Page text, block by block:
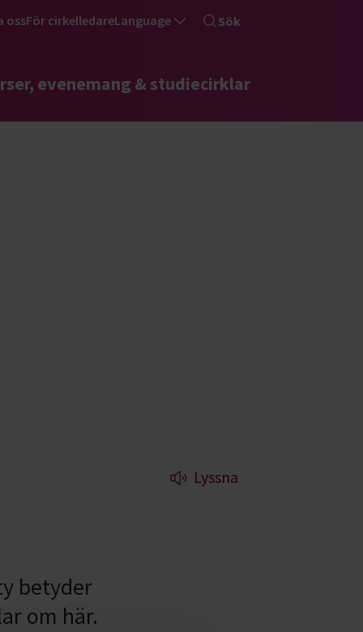
ossFör cirkelledareLanguage Sök
evenemang & studiecirklar
Lyssna
betyder
om här.